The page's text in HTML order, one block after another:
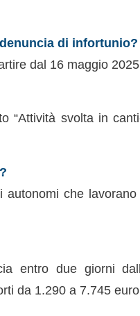
di infortunio?
dal 16 maggio
“Attività svolta in
che
entro due giorni
da 1.290 a 7.745